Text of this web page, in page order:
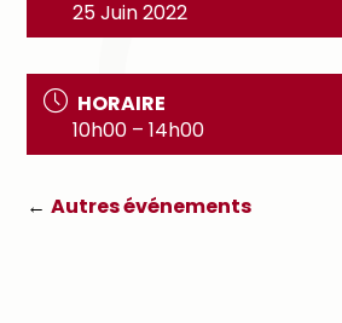
25 Juin 2022
HORAIRE
10h00 – 14h00
← Autres événements